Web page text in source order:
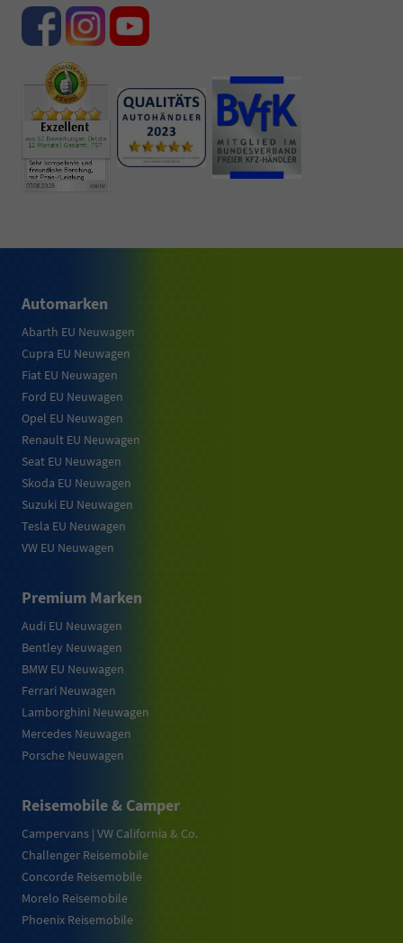
Automarken
Abarth EU Neuwagen
Cupra EU Neuwagen
Fiat EU Neuwagen
Ford EU Neuwagen
Opel EU Neuwagen
Renault EU Neuwagen
Seat EU Neuwagen
Skoda EU Neuwagen
Suzuki EU Neuwagen
Tesla EU Neuwagen
VW EU Neuwagen
Premium Marken
Audi EU Neuwagen
Bentley Neuwagen
BMW EU Neuwagen
Ferrari Neuwagen
Lamborghini Neuwagen
Mercedes Neuwagen
Porsche Neuwagen
Reisemobile & Camper
Campervans | VW California & Co.
Challenger Reisemobile
Concorde Reisemobile
Morelo Reisemobile
Phoenix Reisemobile